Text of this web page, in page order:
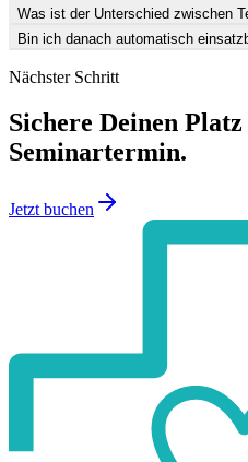
Was ist der Unterschied zwischen
Bin ich danach automatisch
Nächster Schritt
Sichere Deinen
Seminartermin.
Jetzt buchen